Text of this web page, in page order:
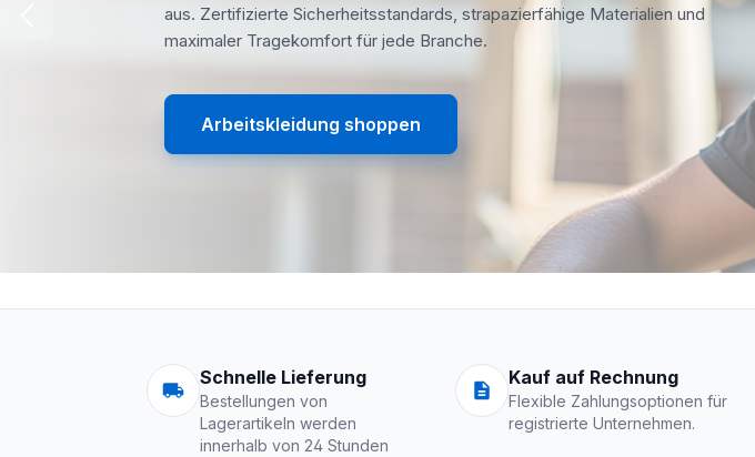
aus. Zertifizierte Sicherheitsstandards, strapazierfähige Materialien und
maximaler Tragekomfort für jede Branche.
Arbeitskleidung shoppen
Arbeitskleidung |
Schnelle Lieferung
Bestellungen von
Lagerartikeln werden
innerhalb von 24 Stunden
Kauf auf Rechnung
Flexible Zahlungsoptionen für
registrierte Unternehmen.